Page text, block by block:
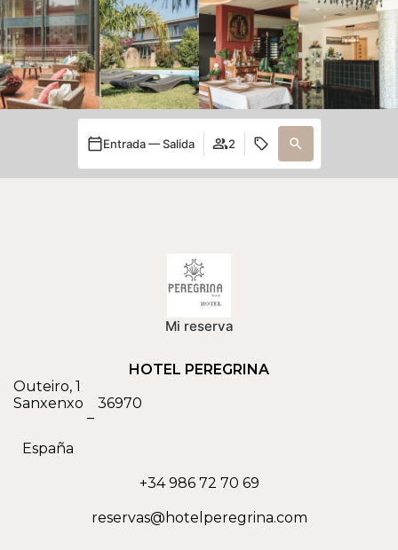
Entrada — Salida 2
Mi reserva
HOTEL PEREGRINA
Outeiro, 1
Sanxenxo
–
36970
España
+34 986 72 70 69
reservas@hotelperegrina.com